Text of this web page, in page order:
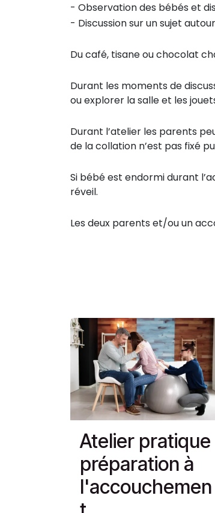
- Observation des bébés et
- Discussion sur un sujet
Du café, tisane ou chocolat
Durant les moments de
ou explorer la salle et les
Durant l’atelier les parents
de la collation n’est pas fixé
Si bébé est endormi durant
réveil.
Les deux parents et/ou un
Atelier pratique
préparation à
l'accouchemen